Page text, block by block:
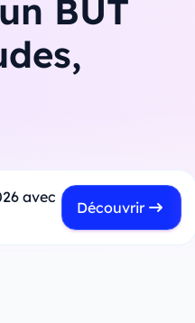
BUT
avec
Découvrir